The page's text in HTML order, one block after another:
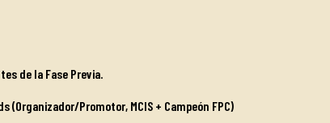
de la Fase Previa.
(Organizador/Promotor, MCIS + Campeón FPC)